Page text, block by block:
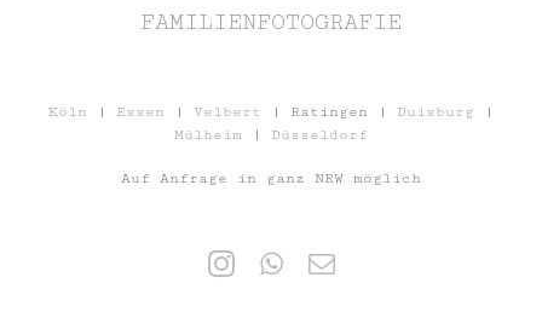
FAMILIENFOTOGRAFIE
Köln | Essen | Velbert | Ratingen | Duisburg |
Mülheim | Düsseldorf
Auf Anfrage in ganz NRW möglich